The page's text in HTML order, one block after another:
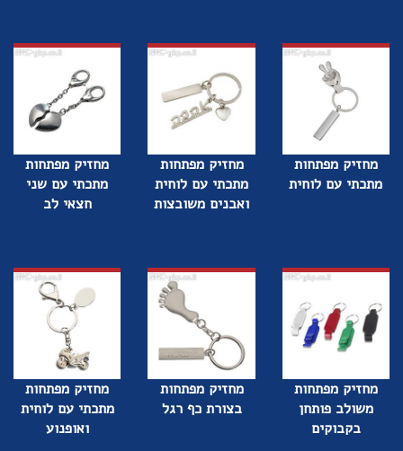
מחזיק מפתחות
מתכתי עם לוחית
מחזיק מפתחות
מתכתי עם לוחית
ואבנים משובצות
מחזיק מפתחות
מתכתי עם שני
חצאי לב
מחזיק מפתחות
משולב פותחן
בקבוקים
מחזיק מפתחות
בצורת כף רגל
מחזיק מפתחות
מתכתי עם לוחית
ואופנוע